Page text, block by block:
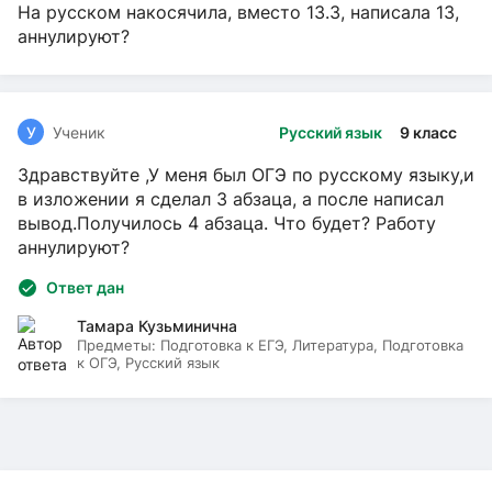
На русском накосячила, вместо 13.3, написала 13,
аннулируют?
Русский язык 9 класс
У Ученик
Здравствуйте ,У меня был ОГЭ по русскому языку,и
в изложении я сделал 3 абзаца, а после написал
вывод.Получилось 4 абзаца. Что будет? Работу
аннулируют?
Ответ дан
Тамара Кузьминична
Предметы: Подготовка к ЕГЭ, Литература, Подготовка
к ОГЭ, Русский язык